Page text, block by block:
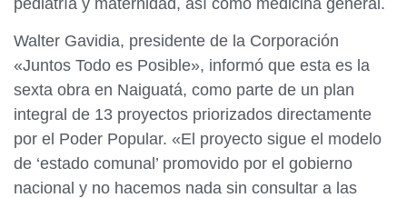
Walter Gavidia, presidente de la Corporación
«Juntos Todo es Posible», informó que esta es la
sexta obra en Naiguatá, como parte de un plan
integral de 13 proyectos priorizados directamente
por el Poder Popular. «El proyecto sigue el modelo
de ‘estado comunal’ promovido por el gobierno
nacional y no hacemos nada sin consultar a las